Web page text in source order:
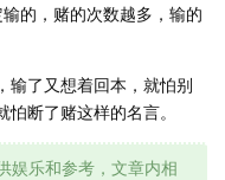
的，赌的次数越多，输的
输了又想着回本，就怕别
断了赌这样的名言。
娱乐和参考，文章内相